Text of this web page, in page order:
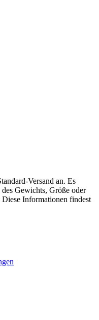
Versand an. Es
Gewichts, Größe oder
Diese Informationen findest